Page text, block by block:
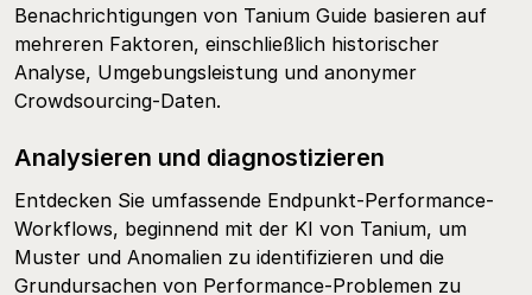
Benachrichtigungen von Tanium Guide basieren auf
mehreren Faktoren, einschließlich historischer
Analyse, Umgebungsleistung und anonymer
Crowdsourcing-Daten.
Analysieren und diagnostizieren
Entdecken Sie umfassende Endpunkt-Performance-
Workflows, beginnend mit der KI von Tanium, um
Muster und Anomalien zu identifizieren und die
Grundursachen von Performance-Problemen zu